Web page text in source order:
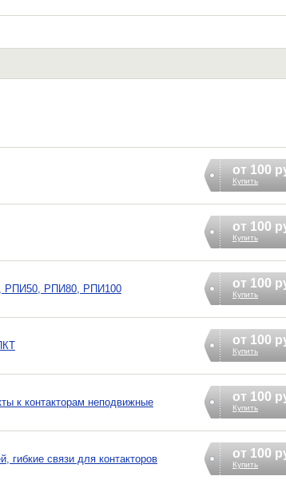
от 100
Купить
от 100
Купить
РПИ50, РПИ80, РПИ100 от 100
Купить
от 100
Купить
к контакторам неподвижные от 100
Купить
гибкие связи для контакторов от 100
Купить